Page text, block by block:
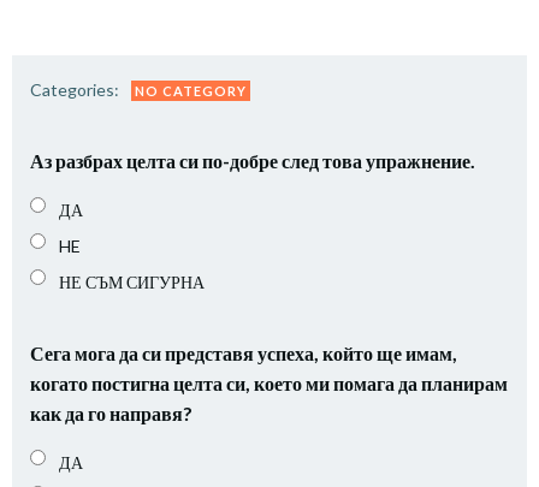
Categories: NO CATEGORY
Аз разбрах целта си по-добре след това упражнение.
ДА
HE
НЕ СЪМ СИГУРНА
Сега мога да си представя успеха, който ще имам,
когато постигна целта си, което ми помага да планирам
как да го направя?
ДА